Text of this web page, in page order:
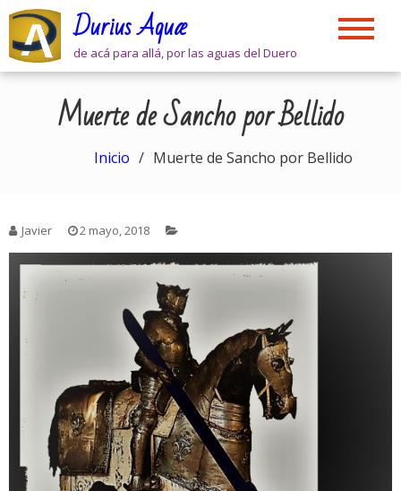
Skip
content
Durius Aquæ
de acá para allá, por las aguas del Duero
Muerte de Sancho por Bellido
Inicio Muerte de Sancho por Bellido
Javier 2 mayo, 2018